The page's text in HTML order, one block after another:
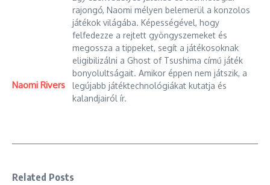
Naomi Rivers
rajongó, Naomi mélyen belemerül a konzolos
játékok világába. Képességével, hogy
felfedezze a rejtett gyöngyszemeket és
megossza a tippeket, segít a játékosoknak
eligibilizálni a Ghost of Tsushima című játék
bonyolultságait. Amikor éppen nem játszik, a
legújabb játéktechnológiákat kutatja és
kalandjairól ír.
Related Posts